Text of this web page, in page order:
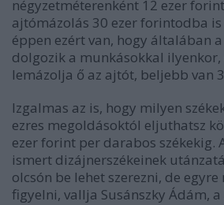
négyzetméterenként 12 ezer
ajtómázolás 30 ezer forintodba
éppen ezért van, hogy általában
dolgozik a munkásokkal ilyenkor,
lemázolja ő az ajtót, beljebb van
Izgalmas az is, hogy milyen
ezres megoldásoktól eljuthatsz
ezer forint per darabos székekig.
ismert dizájnerszékeinek
olcsón be lehet szerezni, de egyre
figyelni, vallja Susánszky Ádám, a